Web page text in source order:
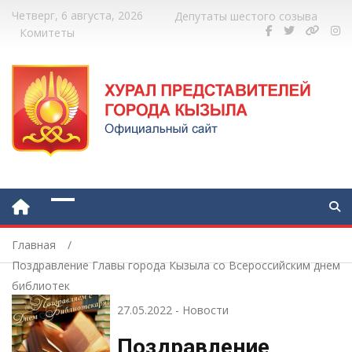
Четверг, 6 августа, 2026
Депутаты шестого созыва
Комитеты
Главная
Поздравление Главы города Кызыла со Всероссийским днем
библиотек
27.05.2022- Новости